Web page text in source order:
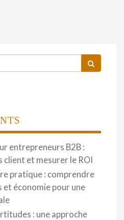
entrepreneurs B2B :
client et mesurer le ROI
pratique : comprendre
et économie pour une
: une approche